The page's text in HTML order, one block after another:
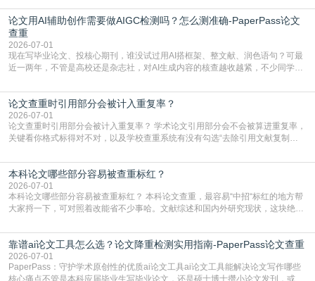
查数值误导。知网（CNKI）是学校定稿检测的绝对主流。本科用PMLC，含大学
生联合比对库，能比历届学长论文，硕博用VIP/TMLC，含学术论文联合比对
库，期刊投稿用AMLMC/SML
论文用AI辅助创作需要做AIGC检测吗？怎么测准确-PaperPass论文
查重
2026-07-01
现在写毕业论文、投核心期刊，谁没试过用AI搭框架、整文献、润色语句？可最
近一两年，不管是高校还是杂志社，对AI生成内容的核查越收越紧，不少同学投
真的太亏。提前做AIGC检测，已经成了很多过来人交稿前必做的一步。为什么
AIGC检测成了论文答辩投稿前的必备项？可能还有不少人觉得，我就用AI搭了个
框架，内容都是自己写的，至于做AIG
论文查重时引用部分会被计入重复率？
2026-07-01
论文查重时引用部分会被计入重复率？ 学术论文引用部分会不会被算进重复率，
关键看你格式标得对不对，以及学校查重系统有没有勾选“去除引用文献复制
独占一行，每条文献用[1][2]方括号编号、与正文一一对应，著录项符合GB/T
7714（作者、题名、刊名、年、卷期、页码齐全，标点用半角）；查重系统识别
成功后通常把这段标为引用，
本科论文哪些部分容易被查重标红？
2026-07-01
本科论文哪些部分容易被查重标红？ 本科论文查重，最容易“中招“标红的地方帮
大家捋一下，可对照着改能省不少事哈。文献综述和国内外研究现状，这块绝对
乎一模一样的话，你要是直接复制百度百科、教材或别人写好的综述段落，系统
一抓一个准，整段飘红。研究背景、意义和方法描述也是不可避免，比如“本文采
用问卷调查法““运用SPSS软件进行数据分
靠谱ai论文工具怎么选？论文降重检测实用指南-PaperPass论文查重
2026-07-01
PaperPass：守护学术原创性的优质ai论文工具ai论文工具能解决论文写作哪些
核心痛点不管是本科应届毕业生写毕业论文，还是硕士博士攒小论文发刊，或是